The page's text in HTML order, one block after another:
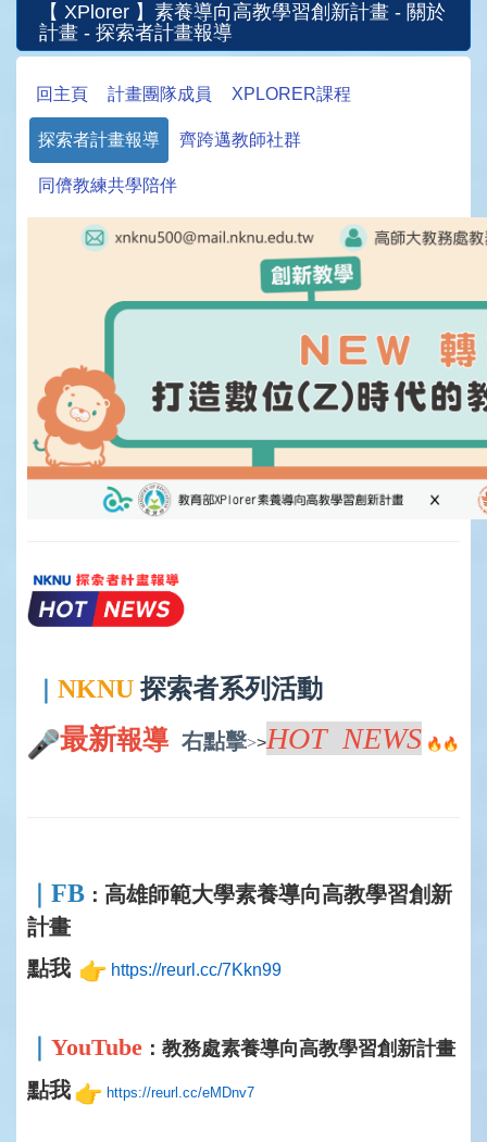
【 XPlorer 】素養導向高教學習創新計畫 - 關於
計畫 - 探索者計畫報導
回主頁 計畫團隊成員 XPLORER課程
探索者計畫報導 齊跨邁教師社群
同儕教練共學陪伴
NKNU 探索者系列活動
最新報導 右點擊>>HOT NEWS
FB ： 高雄師範大學素養導向高教學習創新
計畫
點我
https://reurl.cc/7Kkn99
YouTube ：教務處素養導向高教學習創新計畫
點我 https://reurl.cc/eMDnv7